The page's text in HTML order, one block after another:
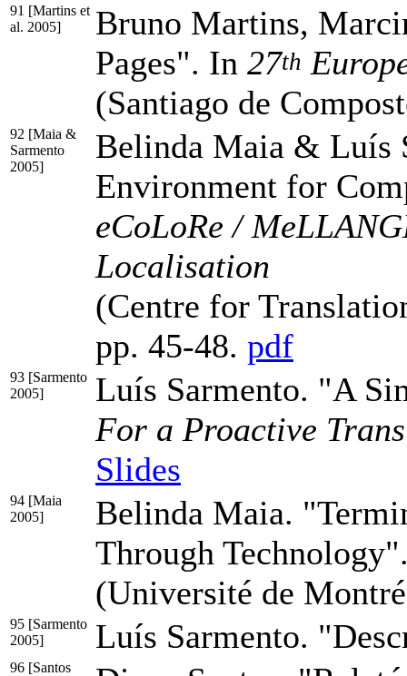
91 [Martins et
al. 2005]
Bruno Martins,
Pages". In 27th
(Santiago de
92 [Maia &
Sarmento
2005]
Belinda Maia & Luís
Environment for
eCoLoRe /
Localisation
(Centre for
pp. 45-48. pdf
93 [Sarmento
2005]
Luís Sarmento. "A
For a Proactive
Slides
94 [Maia
2005]
Belinda Maia.
Through
(Université de
95 [Sarmento
2005]
Luís Sarmento.
96 [Santos